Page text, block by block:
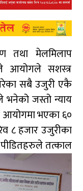
तथा मेलमिलाप
आयोगले सशस्त्र
सबै उजुरी एकै
भनेको जस्तो न्याय
भएका ६०
८ हजार उजुरीका
पीडितहरुले तत्काल